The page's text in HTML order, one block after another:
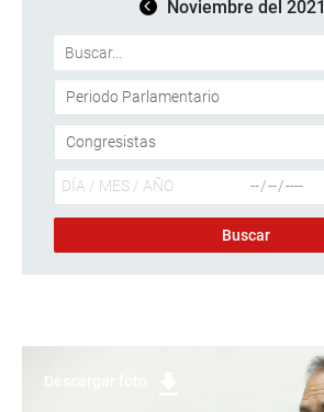
Noviembre del 2021
Descargar foto